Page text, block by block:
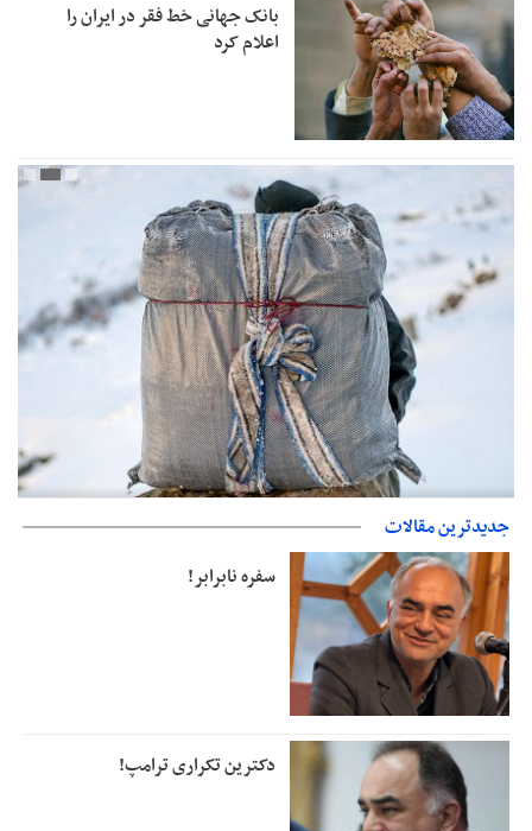
بانک جهانی خط فقر در ایران را
اعلام کرد
دفتر رهبر انقلاب: مطالب خارج از مراجع رسمی فاقد سندیت است
جدیدترین مقالات
سفره نابرابر!
دکترین تکراری ترامپ!